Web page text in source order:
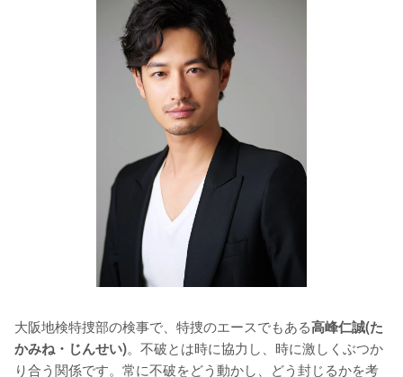
大阪地検特捜部の検事で、特捜のエースでもある高峰仁誠(た
かみね・じんせい)。不破とは時に協力し、時に激しくぶつか
り合う関係です。常に不破をどう動かし、どう封じるかを考